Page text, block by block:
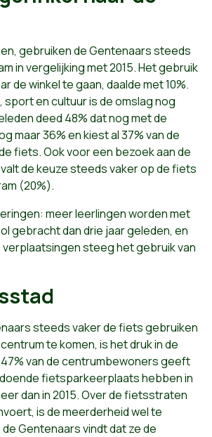
gebruiken de Gentenaars steeds
in vergelijking met 2015. Het gebruik
de winkel te gaan, daalde met 10%.
sport en cultuur is de omslag nog
deed 48% dat nog met de
maar 36% en kiest al 37% van de
fiets. Ook voor een bezoek aan de
de keuze steeds vaker op de fiets
(20%).
meer leerlingen worden met
gebracht dan drie jaar geleden, en
steeg het gebruik van
steeds vaker de fiets gebruiken
te komen, is het druk in de
van de centrumbewoners geeft
fietsparkeerplaats hebben in
dan in 2015. Over de fietsstraten
is de meerderheid wel te
Gentenaars vindt dat ze de